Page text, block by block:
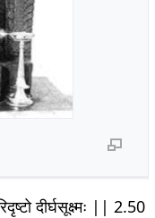
दीर्घसूक्ष्मः || 2.50